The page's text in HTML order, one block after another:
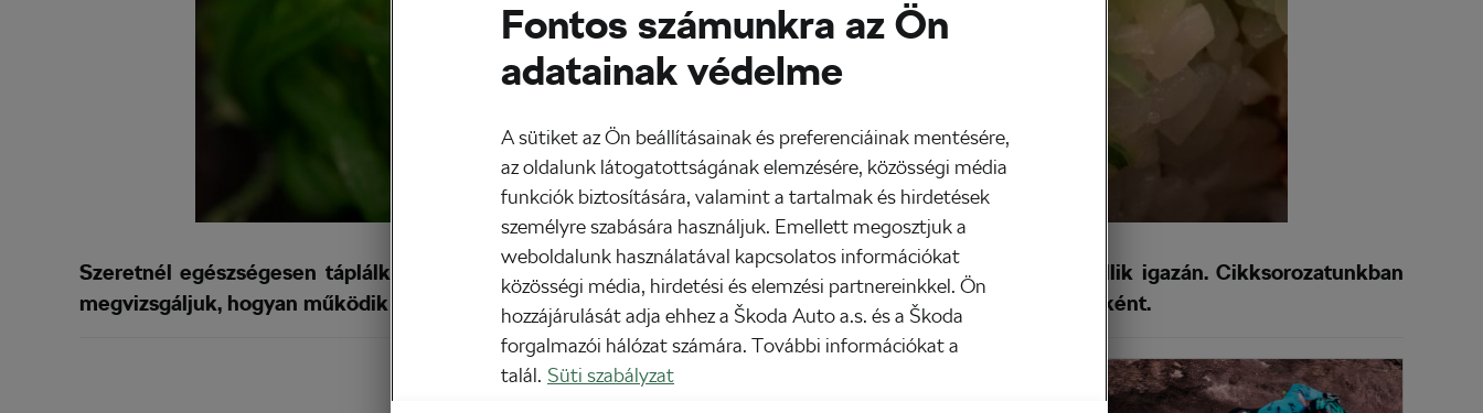
Szeretnél egészségesen táplálkozni, de nem bírod a diétákat? Lehet, hogy hozzád az intuitív stratégia illik igazán. Cikksorozatunkban
megvizsgáljuk, hogyan működik ez a fajta étrend, és milyen előnyei vannak a biciklis életmód kiegészítőjeként.
Fontos számunkra az Ön
adatainak védelme
A sütiket az Ön beállításainak és preferenciáinak mentésére,
az oldalunk látogatottságának elemzésére, közösségi média
funkciók biztosítására, valamint a tartalmak és hirdetések
személyre szabására használjuk. Emellett megosztjuk a
weboldalunk használatával kapcsolatos információkat
közösségi média, hirdetési és elemzési partnereinkkel. Ön
hozzájárulását adja ehhez a Škoda Auto a.s. és a Škoda
forgalmazói hálózat számára. További információkat a
talál. Süti szabályzat